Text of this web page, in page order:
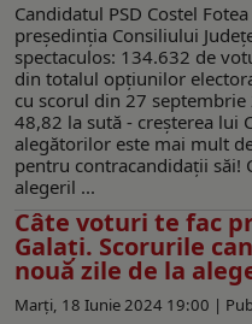
Candidatul PSD Costel
preşedinţia Consiliului
spectaculos: 134.632 de
din totalul opţiunilor
cu scorul din 27
48,82 la sută - creşterea lui
alegătorilor este mai mult
pentru contracandidaţii săi!
alegeril ...
Câte voturi te fac
Galaţi. Scorurile
nouă zile de la
Marți, 18 Iunie 2024 19:00 |